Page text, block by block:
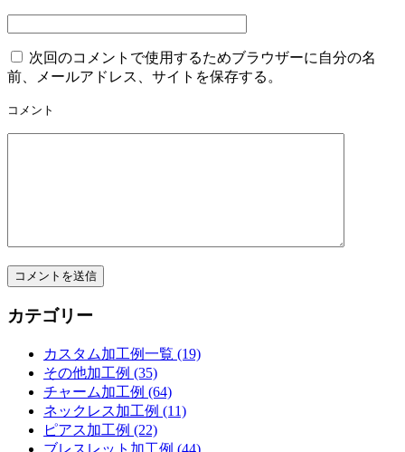
次回のコメントで使用するためブラウザーに自分の名
前、メールアドレス、サイトを保存する。
コメント
カテゴリー
カスタム加工例一覧 (19)
その他加工例 (35)
チャーム加工例 (64)
ネックレス加工例 (11)
ピアス加工例 (22)
ブレスレット加工例 (44)